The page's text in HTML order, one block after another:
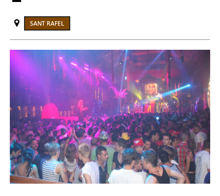
SANT RAFEL